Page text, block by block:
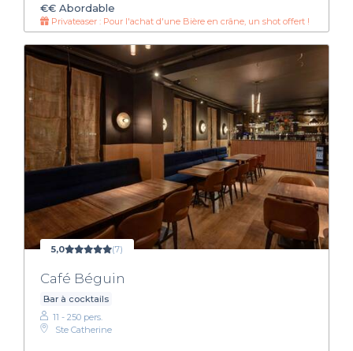
€€ Abordable
Privateaser : Pour l'achat d'une Bière en crâne, un shot offert !
5,0 (7)
Café Béguin
Bar à cocktails
11 - 250 pers.
Ste Catherine